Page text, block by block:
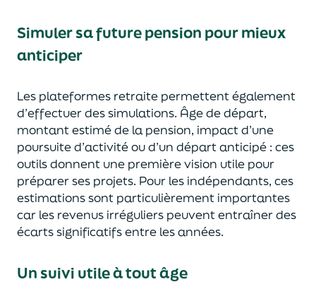
Simuler sa future pension pour mieux
anticiper
Les plateformes retraite permettent également
d’effectuer des simulations. Âge de départ,
montant estimé de la pension, impact d’une
poursuite d’activité ou d’un départ anticipé : ces
outils donnent une première vision utile pour
préparer ses projets. Pour les indépendants, ces
estimations sont particulièrement importantes
car les revenus irréguliers peuvent entraîner des
écarts significatifs entre les années.
Un suivi utile à tout âge